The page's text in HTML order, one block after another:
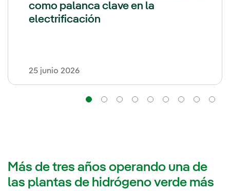
como palanca clave en la
electrificación
25 junio 2026
Navegación
Navegación
Navegación
Navegación
Navegación
Navegación
Más de tres años operando una de
las plantas de hidrógeno verde más